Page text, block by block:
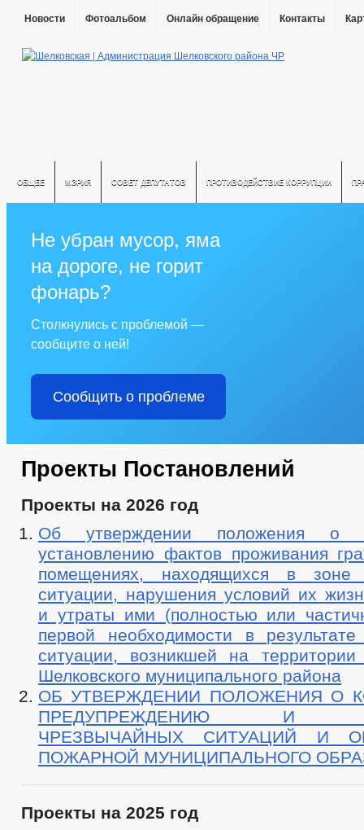
Новости Фотоальбом Онлайн обращение Контакты
ОБЩЕЕ МЭРИЯ СОВЕТ ДЕПУТАТОВ ПРОТИВОДЕЙСТВИЕ КОРРУПЦИИ
Не убран мусор, яма
на дороге, не горит
фонарь?
Столкнулись с проблемой —
сообщите о ней!
Сообщить о проблеме
Проекты Постановлений
Проекты на 2026 год
Об утверждении положения о
установлению фактов проживания
помещениях, находящихся в зоне
ситуации, нарушения условий их
и утраты ими (полностью или
первой необходимости в результате
ситуации, возникшей на территории
Шелковского муниципального района
ОБ УТВЕРЖДЕНИИ ПОЛОЖЕНИЯ О
ПРЕДУПРЕЖДЕНИЮ И
ЧРЕЗВЫЧАЙНЫХ СИТУАЦИЙ И
ПОЖАРНОЙ МУНИЦИПАЛЬНОГО
Проекты на 2025 год